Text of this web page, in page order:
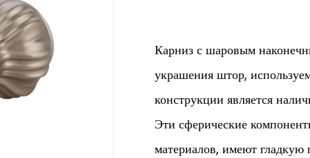
Карниз с шаровым
украшения штор,
конструкции является
Эти сферические
материалов, имеют